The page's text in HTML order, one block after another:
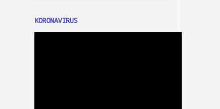
KORONAVIRUS